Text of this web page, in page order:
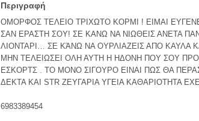
Περιγραφή
ΟΜΟΡΦΟΣ ΤΕΛΕΙΟ ΤΡΙΧΩΤΟ ΚΟΡΜΙ ! ΕΙΜΑΙ
ΣΑΝ ΕΡΑΣΤΗ ΣΟΥ! ΣΕ ΚΑΝΩ ΝΑ ΝΙΩΘΕΙΣ ΑΝΕΤΑ
ΛΙΟΝΤΑΡΙ… ΣΕ ΚΆΝΩ ΝΑ ΟΥΡΛΙΑΖΕΙΣ ΑΠΟ ΚΑΥΛΑ
ΜΗΝ ΤΕΛΕΙΩΣΕΙ ΟΛΗ ΑΥΤΗ Η ΗΔΟΝΗ ΠΟΥ ΣΟΥ
ΕΣΚΟΡΤΣ . ΤΟ ΜΟΝΟ ΣΙΓΟΥΡΟ ΕΙΝΑΙ ΠΩΣ ΘΑ
ΔΕΚΤΑ KAI STR ΖΕΥΓΑΡΙΑ ΥΓΕΙΑ ΚΑΘΑΡΙΟΤΗΤΑ
6983389454